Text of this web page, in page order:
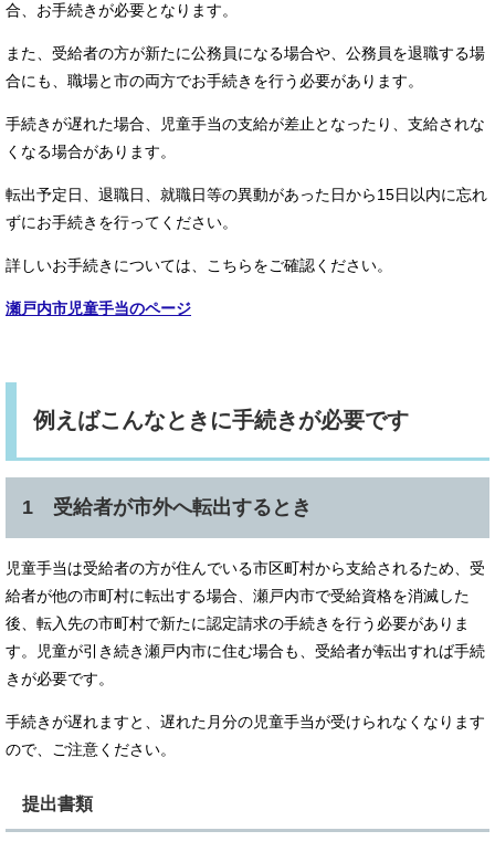
合、お手続きが必要となります。
また、受給者の方が新たに公務員になる場合や、公務員を退職する場
合にも、職場と市の両方でお手続きを行う必要があります。
手続きが遅れた場合、児童手当の支給が差止となったり、支給されな
くなる場合があります。
転出予定日、退職日、就職日等の異動があった日から15日以内に忘れ
ずにお手続きを行ってください。
詳しいお手続きについては、こちらをご確認ください。
瀬戸内市児童手当のページ
例えばこんなときに手続きが必要です
1 受給者が市外へ転出するとき
児童手当は受給者の方が住んでいる市区町村から支給されるため、受
給者が他の市町村に転出する場合、瀬戸内市で受給資格を消滅した
後、転入先の市町村で新たに認定請求の手続きを行う必要がありま
す。児童が引き続き瀬戸内市に住む場合も、受給者が転出すれば手続
きが必要です。
手続きが遅れますと、遅れた月分の児童手当が受けられなくなります
ので、ご注意ください。
提出書類